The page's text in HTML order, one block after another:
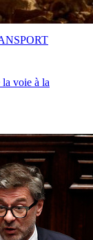
voie à la